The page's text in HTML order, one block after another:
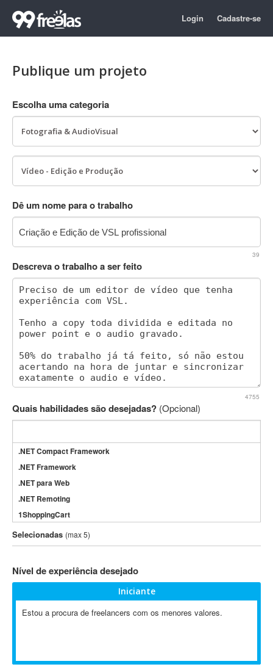
Login Cadastre-se
Publique um projeto
Escolha uma categoria
Dê um nome para o trabalho
39
Descreva o trabalho a ser feito
4755
Quais habilidades são desejadas? (Opcional)
.NET Compact Framework
.NET Framework
.NET para Web
.NET Remoting
1ShoppingCart
3DS Max
3GSM
802.11
A-GPS
Selecionadas (max 5)
Nível de experiência desejado
Iniciante
Estou a procura de freelancers com os menores valores.